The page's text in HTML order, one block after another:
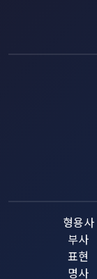
형용사
부사
표현
명사